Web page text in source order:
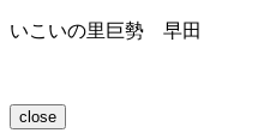
いこいの里巨勢 早田
close